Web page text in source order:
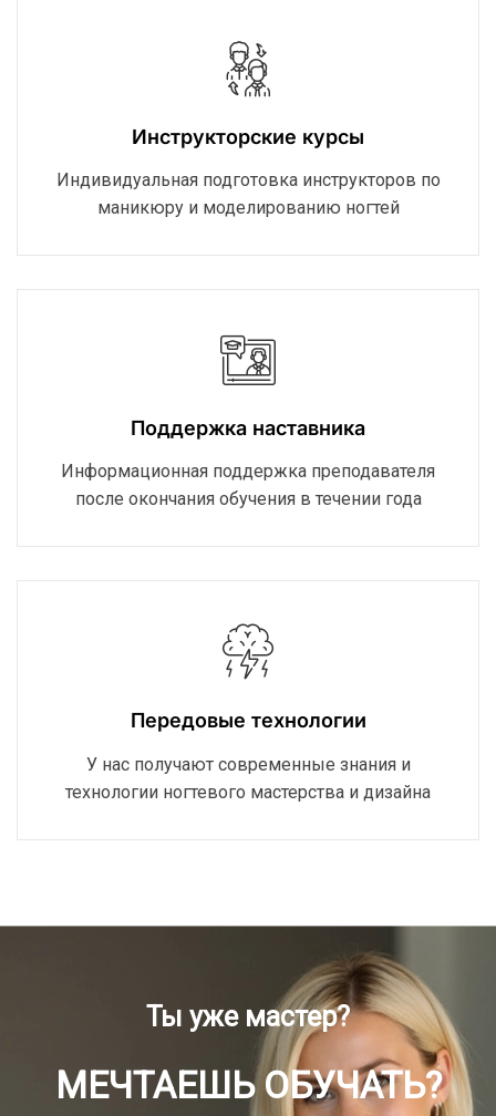
Инструкторские курсы
Индивидуальная подготовка инструкторов по
маникюру и моделированию ногтей
Поддержка наставника
Информационная поддержка преподавателя
после окончания обучения в течении года
Передовые технологии
У нас получают современные знания и
технологии ногтевого мастерства и дизайна
Ты уже мастер?
МЕЧТАЕШЬ ОБУЧАТЬ?